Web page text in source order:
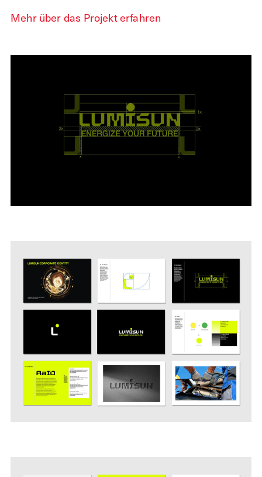
Mehr über das Projekt erfahren